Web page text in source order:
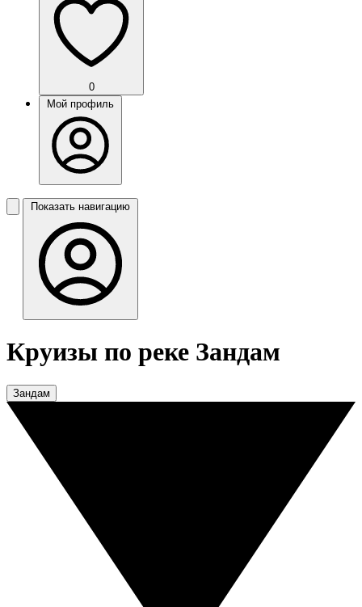
0
Мой профиль
Показать навигацию
Круизы по реке Зандам
Зандам